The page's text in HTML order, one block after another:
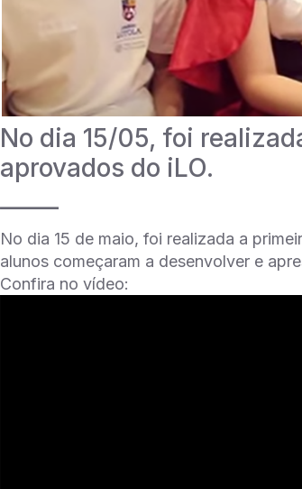
No dia 15/05, foi
aprovados do iLO.
No dia 15 de maio, foi realizada a
alunos começaram a desenvolver e
Confira no vídeo: